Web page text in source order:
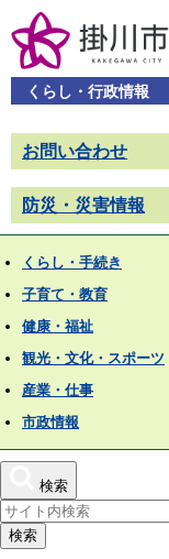
くらし・行政情報
お問い合わせ
防災・災害情報
くらし・手続き
子育て・教育
健康・福祉
観光・文化・スポーツ
産業・仕事
市政情報
検索
検索